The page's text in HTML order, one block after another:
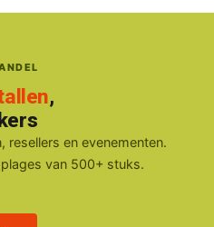
,
resellers en evenementen.
van 500+ stuks.